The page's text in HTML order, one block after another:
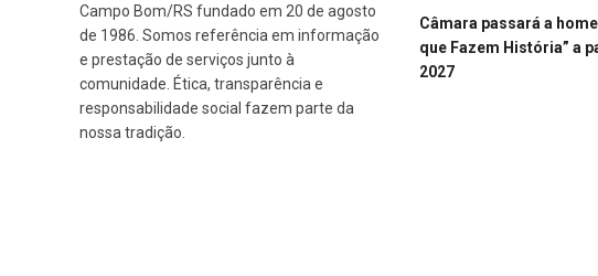
Campo Bom/RS fundado em 20 de agosto
de 1986. Somos referência em informação
e prestação de serviços junto à
comunidade. Ética, transparência e
responsabilidade social fazem parte da
nossa tradição.
Câmara passará a
que Fazem História” a
2027